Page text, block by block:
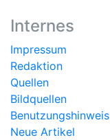
Internes
Impressum
Redaktion
Quellen
Bildquellen
Benutzungshinweis
Neue Artikel